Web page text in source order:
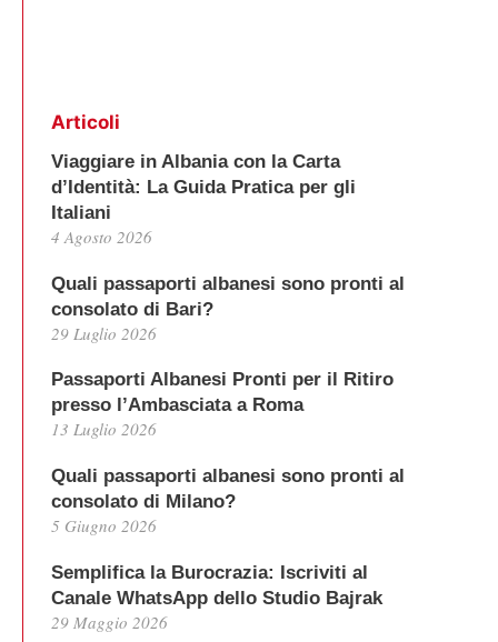
Articoli
Viaggiare in Albania con la Carta
d’Identità: La Guida Pratica per gli
Italiani
4 Agosto 2026
Quali passaporti albanesi sono pronti al
consolato di Bari?
29 Luglio 2026
Passaporti Albanesi Pronti per il Ritiro
presso l’Ambasciata a Roma
13 Luglio 2026
Quali passaporti albanesi sono pronti al
consolato di Milano?
5 Giugno 2026
Semplifica la Burocrazia: Iscriviti al
Canale WhatsApp dello Studio Bajrak
29 Maggio 2026